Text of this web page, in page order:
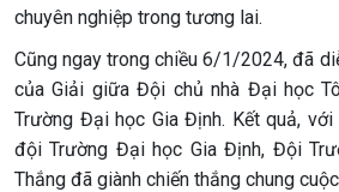
chuyên nghiệp trong tương lai.
Cũng ngay trong chiều 6/1/2024, đã
của Giải giữa Đội chủ nhà Đại học
Trường Đại học Gia Định. Kết quả,
đội Trường Đại học Gia Định, Đội
Thắng đã giành chiến thắng chung